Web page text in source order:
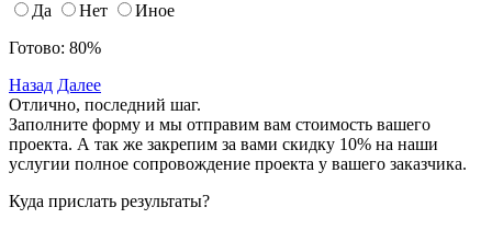
Да
Нет
Иное
Готово: 80%
Назад Далее
Отлично, последний шаг.
Заполните форму и мы отправим вам стоимость вашего
проекта. А так же закрепим за вами скидку 10% на наши
услугии полное сопровождение проекта у вашего заказчика.
Куда прислать результаты?